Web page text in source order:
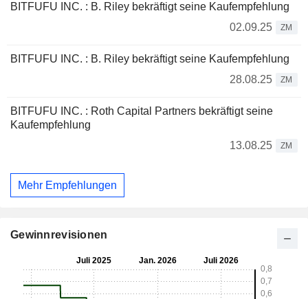
BITFUFU INC. : B. Riley bekräftigt seine Kaufempfehlung
02.09.25
ZM
BITFUFU INC. : B. Riley bekräftigt seine Kaufempfehlung
28.08.25
ZM
BITFUFU INC. : Roth Capital Partners bekräftigt seine
Kaufempfehlung
13.08.25
ZM
Mehr Empfehlungen
Gewinnrevisionen